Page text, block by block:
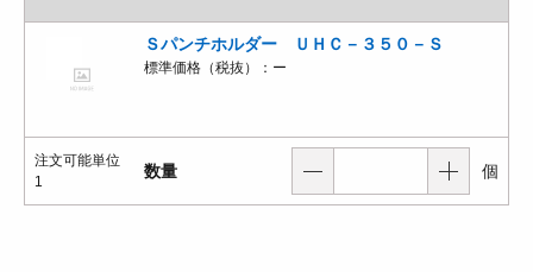
Ｓパンチホルダー ＵＨＣ－３５０－Ｓ
標準価格（税抜）： ー
注文可能単位
1
数量 個